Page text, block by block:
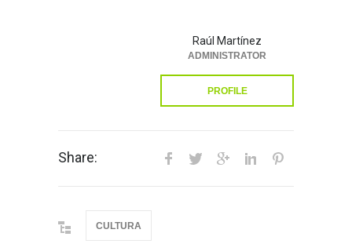
Raúl Martínez
ADMINISTRATOR
PROFILE
Share:
CULTURA